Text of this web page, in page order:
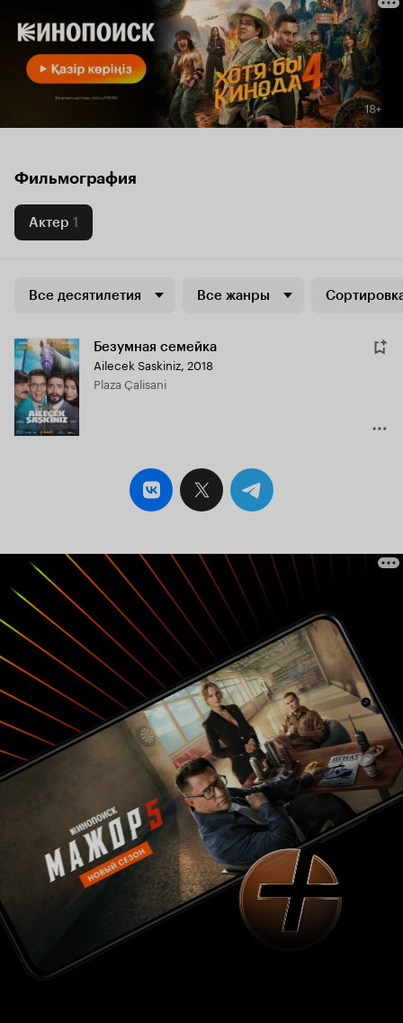
Фильмография
Актер 1
Все десятилетия Все жанры
Безумная семейка
Ailecek Saskiniz, 2018
Plaza Çalisani